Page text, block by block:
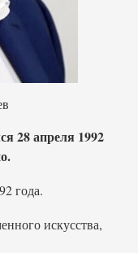
28 апреля 1992
года.
искусства,